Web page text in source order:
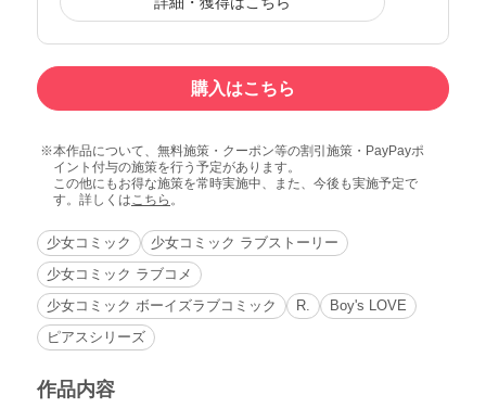
購入はこちら
本作品について、無料施策・クーポン等の割引施策・PayPayポ
イント付与の施策を行う予定があります。
この他にもお得な施策を常時実施中、また、今後も実施予定で
す。詳しくはこちら 。
少女コミック
少女コミック ラブストーリー
少女コミック ラブコメ
少女コミック ボーイズラブコミック
R.
Boy's LOVE
ピアスシリーズ
作品内容